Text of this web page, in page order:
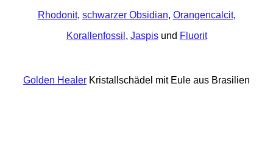
Rhodonit, schwarzer Obsidian, Orangencalcit,
Korallenfossil , Jaspisund Fluorit
Golden Healer Kristallschädel mit Eule aus Brasilien